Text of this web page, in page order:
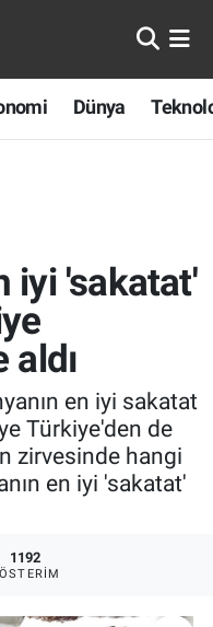
Dünya
iyi 'sakatat'
aldı
en iyi sakatat
Türkiye'den de
zirvesinde hangi
en iyi 'sakatat'
1192
Fikstür